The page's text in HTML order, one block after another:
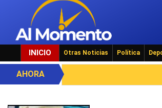
INICIO Otras Noticias Política
AHORA